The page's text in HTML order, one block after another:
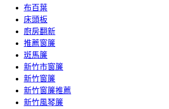
布百葉
床頭板
廚房翻新
推薦窗簾
斑馬簾
新竹市窗簾
新竹窗簾
新竹窗簾推薦
新竹風琴簾